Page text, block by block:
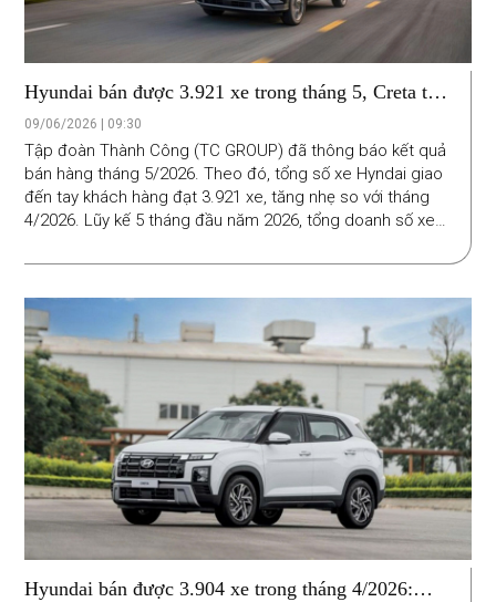
Hyundai bán được 3.921 xe trong tháng 5, Creta tiếp
tục dẫn đầu doanh số
09/06/2026 | 09:30
Tập đoàn Thành Công (TC GROUP) đã thông báo kết quả
bán hàng tháng 5/2026. Theo đó, tổng số xe Hyndai giao
đến tay khách hàng đạt 3.921 xe, tăng nhẹ so với tháng
4/2026. Lũy kế 5 tháng đầu năm 2026, tổng doanh số xe
Hyundai bán được 3.904 xe trong tháng 4/2026: